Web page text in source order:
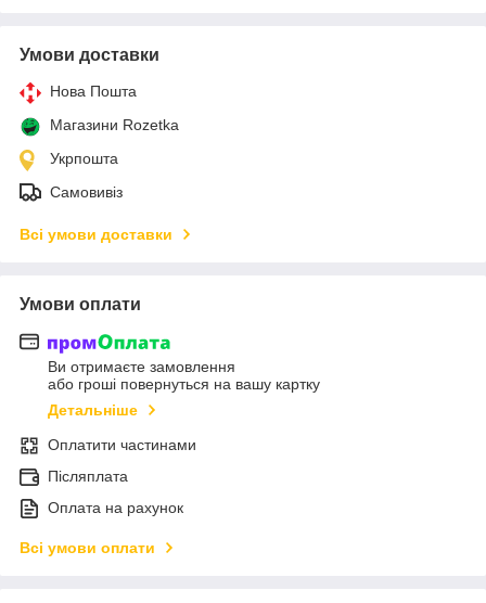
Умови доставки
Нова Пошта
Магазини Rozetka
Укрпошта
Самовивіз
Всі умови доставки
Умови оплати
Ви отримаєте замовлення
або гроші повернуться на вашу картку
Детальніше
Оплатити частинами
Післяплата
Оплата на рахунок
Всі умови оплати